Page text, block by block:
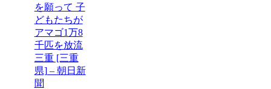
を願って 子
どもたちが
アマゴ1万8
千匹を放流
三重 [三重
県] – 朝日新
聞